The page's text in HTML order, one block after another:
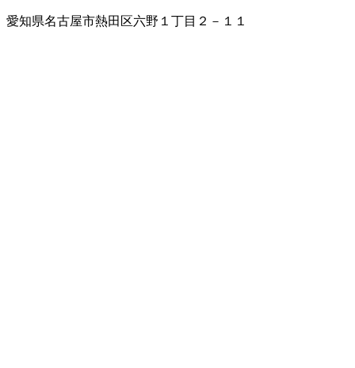
愛知県名古屋市熱田区六野１丁目２－１１